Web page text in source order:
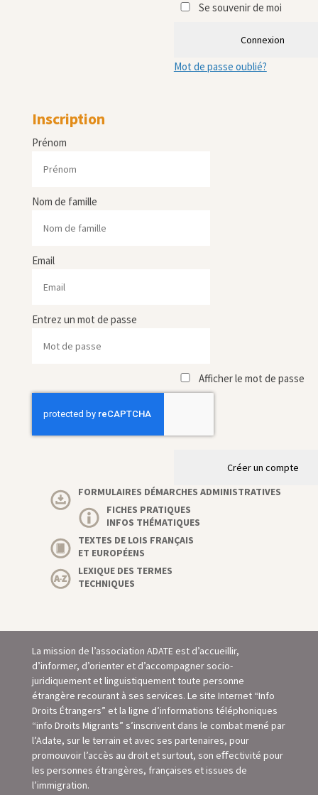
Se souvenir de moi
Connexion
Mot de passe oublié?
Inscription
Prénom
Nom de famille
Email
Entrez un mot de passe
Afficher le mot de passe
Créer un compte
FORMULAIRES DÉMARCHES ADMINISTRATIVES
FICHES PRATIQUES
INFOS THÉMATIQUES
TEXTES DE LOIS FRANÇAIS
ET EUROPÉENS
LEXIQUE DES TERMES
TECHNIQUES
La mission de l’association ADATE est d’accueillir,
d’informer, d’orienter et d’accompagner socio-
juridiquement et linguistiquement toute personne
étrangère recourant à ses services. Le site Internet “Info
Droits Étrangers” et la ligne d’informations téléphoniques
“info Droits Migrants” s’inscrivent dans le combat mené par
l’Adate, sur le terrain et avec ses partenaires, pour
promouvoir l’accès au droit et surtout, son eﬀectivité pour
les personnes étrangères, françaises et issues de
l’immigration.